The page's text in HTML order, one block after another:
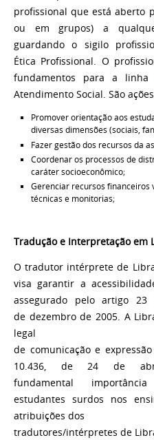
profissional que está aberto
ou em grupos) a
guardando o sigilo
Ética Profissional. O
fundamentos para a
Atendimento Social. São
Promover orientação aos
diversas dimensões (sociais,
Fazer gestão dos recursos da
Coordenar os processos de
caráter socioeconômico;
Gerenciar recursos financeiros
técnicas e monitorias;
Tradução e Interpretação em
O tradutor intérprete de
visa garantir a
assegurado pelo artigo
de dezembro de 2005. A
legal
de comunicação e
10.436, de 24 de
fundamental
estudantes surdos nos
atribuições dos
tradutores/intérpretes de